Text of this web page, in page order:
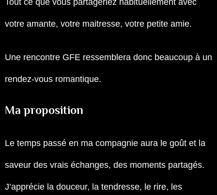
Tout ce que vous partageriez habituellement avec
votre amante, votre maitresse, votre petite amie.
Une rencontre GFE ressemblera donc beaucoup à un
rendez-vous romantique.
Ma proposition
Le temps passé en ma compagnie aura le goût et la
saveur des vrais échanges, des moments partagés.
J’apprécie la douceur, la tendresse, le rire, les